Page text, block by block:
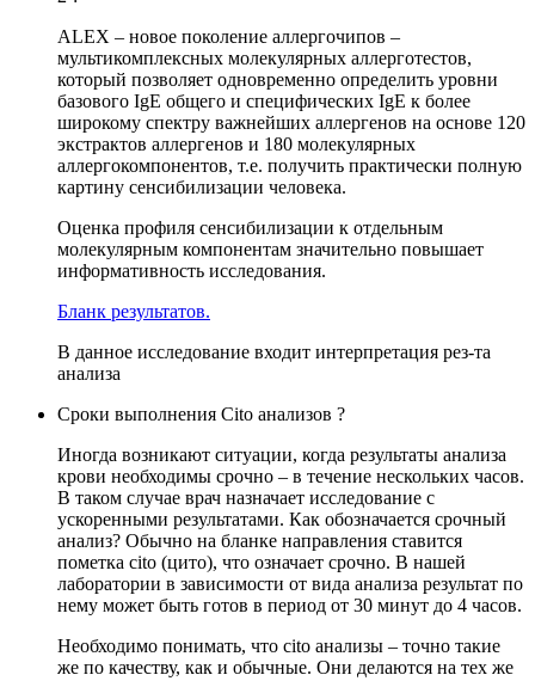
ALEX – новое поколение аллергочипов –
мультикомплексных молекулярных аллерготестов,
который позволяет одновременно определить уровни
базового IgE общего и специфических IgE к более
широкому спектру важнейших аллергенов на основе 120
экстрактов аллергенов и 180 молекулярных
аллергокомпонентов, т.е. получить практически полную
картину сенсибилизации человека.
Оценка профиля сенсибилизации к отдельным
молекулярным компонентам значительно повышает
информативность исследования.
Бланк результатов.
В данное исследование входит интерпретация рез-та
анализа
Сроки выполнения Cito анализов ?
Иногда возникают ситуации, когда результаты анализа
крови необходимы срочно – в течение нескольких часов.
В таком случае врач назначает исследование с
ускоренными результатами. Как обозначается срочный
анализ? Обычно на бланке направления ставится
пометка cito (цито), что означает срочно. В нашей
лаборатории в зависимости от вида анализа результат по
нему может быть готов в период от 30 минут до 4 часов.
Необходимо понимать, что cito анализы – точно такие
же по качеству, как и обычные. Они делаются на тех же